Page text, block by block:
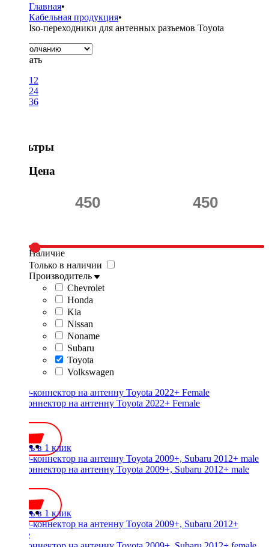
Главная•
Кабельная продукция•
Iso-переходники для антенных разъемов Toyota
Показать
12
24
36
Фильтры
Цена
Наличие
Только в наличии
Производитель
Chevrolet
Honda
Kia
Nissan
Noname
Subaru
Toyota
Volkswagen
ISO-коннектор на антенну Toyota 2022+ Female
Купить в 1 клик
ISO-коннектор на антенну Toyota 2009+, Subaru 2012+ male
Купить в 1 клик